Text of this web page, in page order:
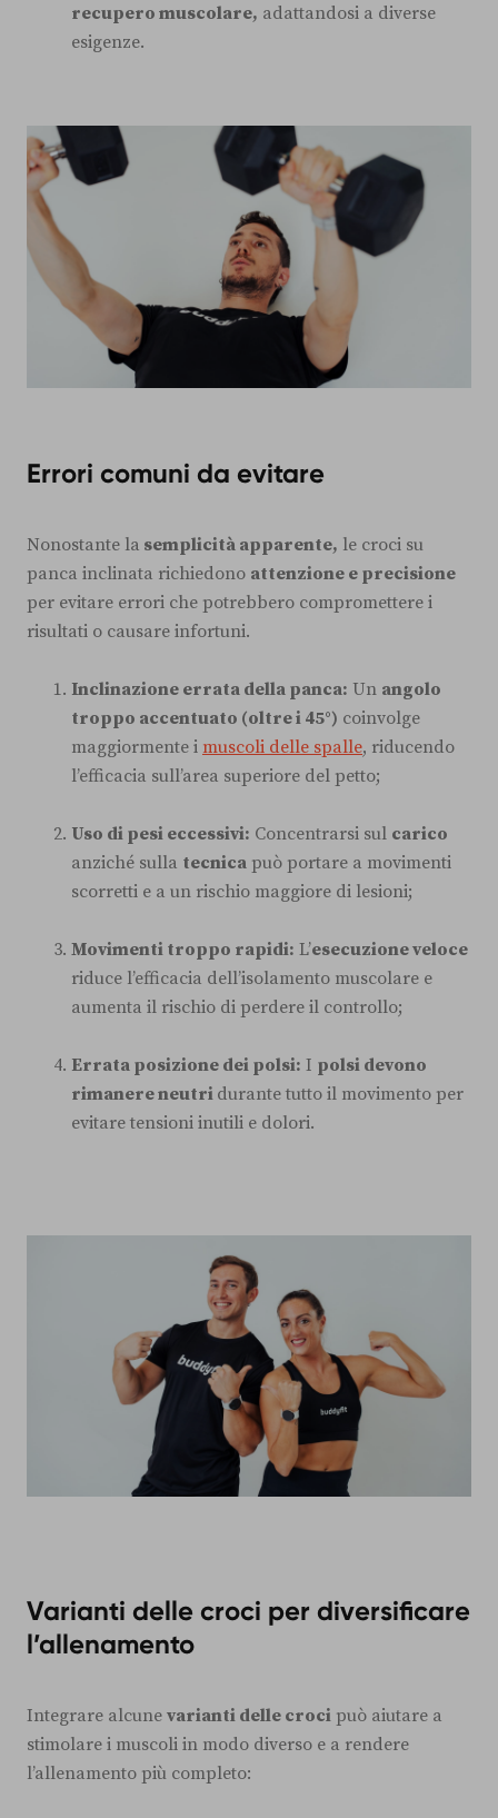
recupero muscolare, adattandosi a diverse
esigenze.
Errori comuni da evitare
Nonostante la semplicità apparente, le croci su
panca inclinata richiedono attenzione e precisione
per evitare errori che potrebbero compromettere i
risultati o causare infortuni.
Inclinazione errata della panca: Un angolo
troppo accentuato (oltre i 45°) coinvolge
maggiormente i muscoli delle spalle, riducendo
l’efficacia sull’area superiore del petto;
Uso di pesi eccessivi: Concentrarsi sul carico
anziché sulla tecnica può portare a movimenti
scorretti e a un rischio maggiore di lesioni;
Movimenti troppo rapidi: L’esecuzione veloce
riduce l’efficacia dell’isolamento muscolare e
aumenta il rischio di perdere il controllo;
Errata posizione dei polsi: I polsi devono
rimanere neutri durante tutto il movimento per
evitare tensioni inutili e dolori.
Varianti delle croci per diversificare
l’allenamento
Integrare alcune varianti delle croci può aiutare a
stimolare i muscoli in modo diverso e a rendere
l’allenamento più completo: